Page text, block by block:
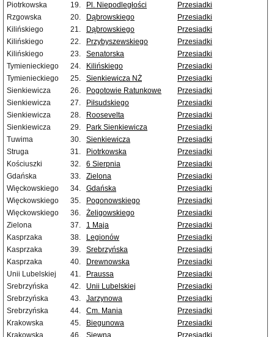
Piotrkowska
19. Pl. Niepodległości
Przesiadki
Rzgowska
20. Dąbrowskiego
Przesiadki
Kilińskiego
21. Dąbrowskiego
Przesiadki
Kilińskiego
22. Przybyszewskiego
Przesiadki
Kilińskiego
23. Senatorska
Przesiadki
Tymienieckiego
24. Kilińskiego
Przesiadki
Tymienieckiego
25. Sienkiewicza NŻ
Przesiadki
Sienkiewicza
26. Pogotowie Ratunkowe
Przesiadki
Sienkiewicza
27. Piłsudskiego
Przesiadki
Sienkiewicza
28. Roosevelta
Przesiadki
Sienkiewicza
29. Park Sienkiewicza
Przesiadki
Tuwima
30. Sienkiewicza
Przesiadki
Struga
31. Piotrkowska
Przesiadki
Kościuszki
32. 6 Sierpnia
Przesiadki
Gdańska
33. Zielona
Przesiadki
Więckowskiego
34. Gdańska
Przesiadki
Więckowskiego
35. Pogonowskiego
Przesiadki
Więckowskiego
36. Żeligowskiego
Przesiadki
Zielona
37. 1 Maja
Przesiadki
Kasprzaka
38. Legionów
Przesiadki
Kasprzaka
39. Srebrzyńska
Przesiadki
Kasprzaka
40. Drewnowska
Przesiadki
Unii Lubelskiej
41. Praussa
Przesiadki
Srebrzyńska
42. Unii Lubelskiej
Przesiadki
Srebrzyńska
43. Jarzynowa
Przesiadki
Srebrzyńska
44. Cm. Mania
Przesiadki
Krakowska
45. Biegunowa
Przesiadki
Krakowska
46. Siewna
Przesiadki